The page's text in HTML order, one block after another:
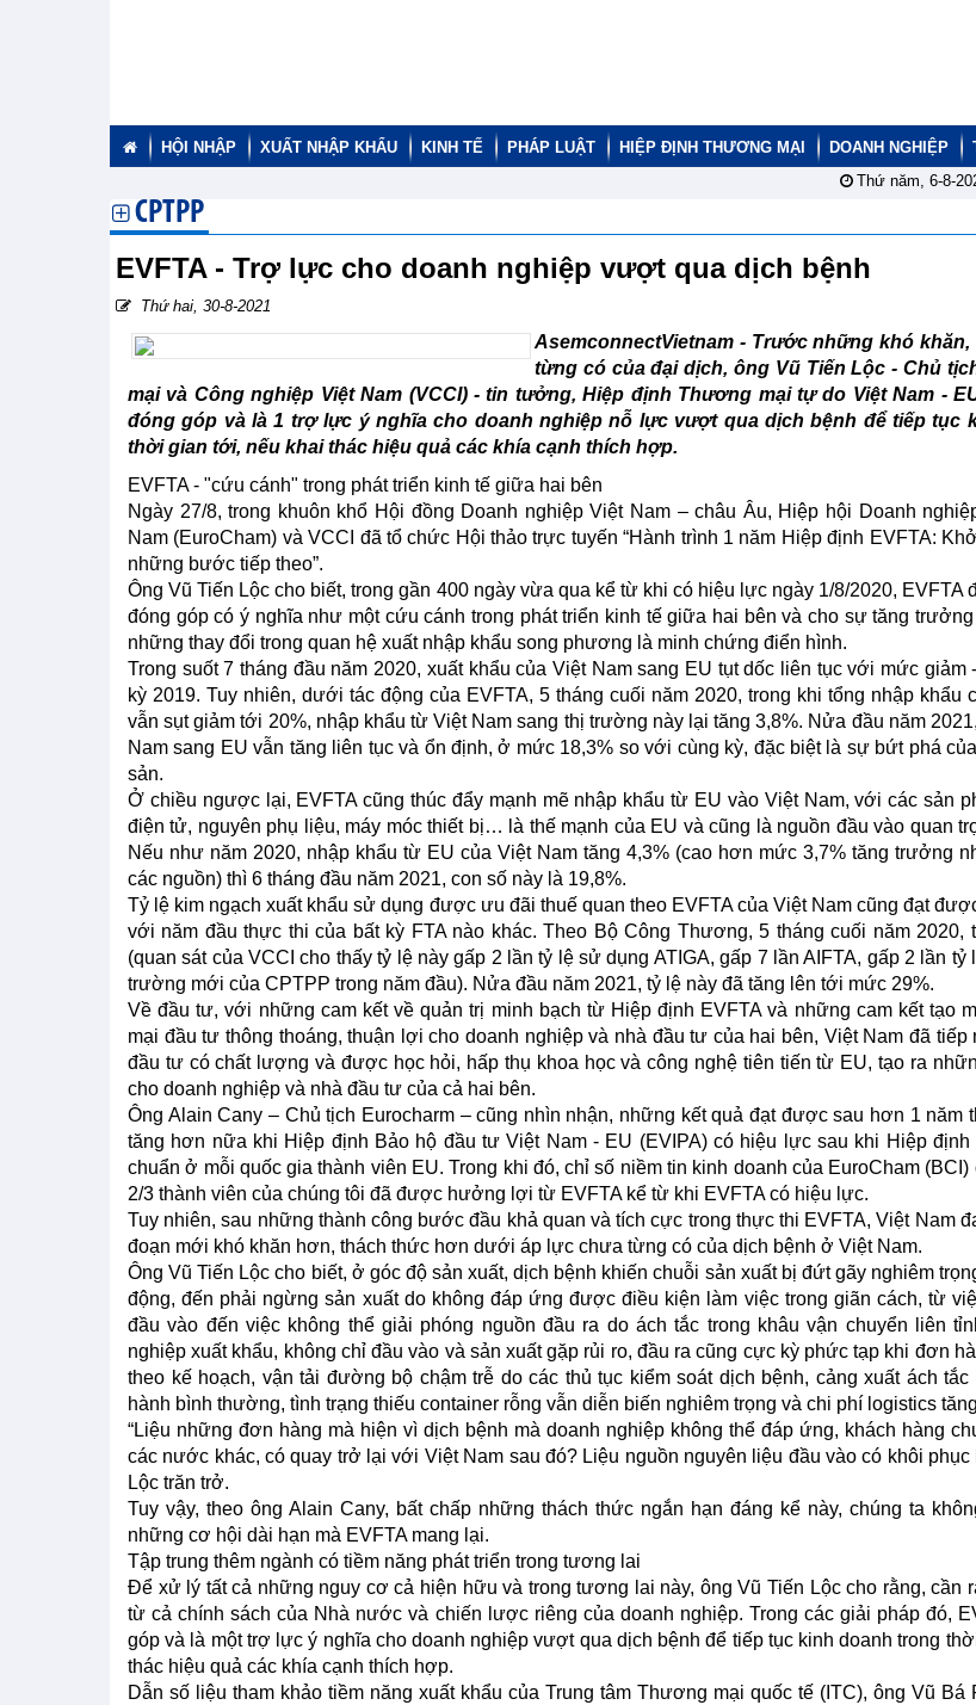
HỘI NHẬP XUẤT NHẬP KHẨU KINH TẾ PHÁP LUẬT HIỆP ĐỊNH THƯƠNG MẠI DOANH NGHIỆP
Thứ năm, 6-8-
CPTPP
EVFTA - Trợ lực cho doanh nghiệp vượt qua dịch bệnh
Thứ hai, 30-8-2021
AsemconnectVietnam - Trước những khó
từng có của đại dịch, ông Vũ Tiến Lộc - Chủ
mại và Công nghiệp Việt Nam (VCCI) - tin tưởng, Hiệp định Thương mại tự do Việt Nam -
đóng góp và là 1 trợ lực ý nghĩa cho doanh nghiệp nỗ lực vượt qua dịch bệnh để tiếp tục
thời gian tới, nếu khai thác hiệu quả các khía cạnh thích hợp.
EVFTA - "cứu cánh" trong phát triển kinh tế giữa hai bên
Ngày 27/8, trong khuôn khổ Hội đồng Doanh nghiệp Việt Nam – châu Âu, Hiệp hội Doanh
Nam (EuroCham) và VCCI đã tổ chức Hội thảo trực tuyến “Hành trình 1 năm Hiệp định EVFTA:
những bước tiếp theo”.
Ông Vũ Tiến Lộc cho biết, trong gần 400 ngày vừa qua kể từ khi có hiệu lực ngày 1/8/2020, EVFTA
đóng góp có ý nghĩa như một cứu cánh trong phát triển kinh tế giữa hai bên và cho sự tăng
những thay đổi trong quan hệ xuất nhập khẩu song phương là minh chứng điển hình.
Trong suốt 7 tháng đầu năm 2020, xuất khẩu của Việt Nam sang EU tụt dốc liên tục với mức giảm
kỳ 2019. Tuy nhiên, dưới tác động của EVFTA, 5 tháng cuối năm 2020, trong khi tổng nhập khẩu
vẫn sụt giảm tới 20%, nhập khẩu từ Việt Nam sang thị trường này lại tăng 3,8%. Nửa đầu năm
Nam sang EU vẫn tăng liên tục và ổn định, ở mức 18,3% so với cùng kỳ, đặc biệt là sự bứt phá
sản.
Ở chiều ngược lại, EVFTA cũng thúc đẩy mạnh mẽ nhập khẩu từ EU vào Việt Nam, với các sản
điện tử, nguyên phụ liệu, máy móc thiết bị… là thế mạnh của EU và cũng là nguồn đầu vào quan
Nếu như năm 2020, nhập khẩu từ EU của Việt Nam tăng 4,3% (cao hơn mức 3,7% tăng trưởng
các nguồn) thì 6 tháng đầu năm 2021, con số này là 19,8%.
Tỷ lệ kim ngạch xuất khẩu sử dụng được ưu đãi thuế quan theo EVFTA của Việt Nam cũng đạt
với năm đầu thực thi của bất kỳ FTA nào khác. Theo Bộ Công Thương, 5 tháng cuối năm 2020,
(quan sát của VCCI cho thấy tỷ lệ này gấp 2 lần tỷ lệ sử dụng ATIGA, gấp 7 lần AIFTA, gấp 2 lần tỷ
trường mới của CPTPP trong năm đầu). Nửa đầu năm 2021, tỷ lệ này đã tăng lên tới mức 29%.
Về đầu tư, với những cam kết về quản trị minh bạch từ Hiệp định EVFTA và những cam kết tạo
mại đầu tư thông thoáng, thuận lợi cho doanh nghiệp và nhà đầu tư của hai bên, Việt Nam đã tiếp
đầu tư có chất lượng và được học hỏi, hấp thụ khoa học và công nghệ tiên tiến từ EU, tạo ra
cho doanh nghiệp và nhà đầu tư của cả hai bên.
Ông Alain Cany – Chủ tịch Eurocharm – cũng nhìn nhận, những kết quả đạt được sau hơn 1 năm
tăng hơn nữa khi Hiệp định Bảo hộ đầu tư Việt Nam - EU (EVIPA) có hiệu lực sau khi Hiệp
chuẩn ở mỗi quốc gia thành viên EU. Trong khi đó, chỉ số niềm tin kinh doanh của EuroCham (BCI)
2/3 thành viên của chúng tôi đã được hưởng lợi từ EVFTA kể từ khi EVFTA có hiệu lực.
Tuy nhiên, sau những thành công bước đầu khả quan và tích cực trong thực thi EVFTA, Việt Nam
đoạn mới khó khăn hơn, thách thức hơn dưới áp lực chưa từng có của dịch bệnh ở Việt Nam.
Ông Vũ Tiến Lộc cho biết, ở góc độ sản xuất, dịch bệnh khiến chuỗi sản xuất bị đứt gãy nghiêm
động, đến phải ngừng sản xuất do không đáp ứng được điều kiện làm việc trong giãn cách, từ
đầu vào đến việc không thể giải phóng nguồn đầu ra do ách tắc trong khâu vận chuyển liên
nghiệp xuất khẩu, không chỉ đầu vào và sản xuất gặp rủi ro, đầu ra cũng cực kỳ phức tạp khi đơn
theo kế hoạch, vận tải đường bộ chậm trễ do các thủ tục kiểm soát dịch bệnh, cảng xuất ách tắc
hành bình thường, tình trạng thiếu container rỗng vẫn diễn biến nghiêm trọng và chi phí logistics
“Liệu những đơn hàng mà hiện vì dịch bệnh mà doanh nghiệp không thể đáp ứng, khách hàng
các nước khác, có quay trở lại với Việt Nam sau đó? Liệu nguồn nguyên liệu đầu vào có khôi phục
Lộc trăn trở.
Tuy vậy, theo ông Alain Cany, bất chấp những thách thức ngắn hạn đáng kể này, chúng ta
những cơ hội dài hạn mà EVFTA mang lại.
Tập trung thêm ngành có tiềm năng phát triển trong tương lai
Để xử lý tất cả những nguy cơ cả hiện hữu và trong tương lai này, ông Vũ Tiến Lộc cho rằng, cần
từ cả chính sách của Nhà nước và chiến lược riêng của doanh nghiệp. Trong các giải pháp đó,
góp và là một trợ lực ý nghĩa cho doanh nghiệp vượt qua dịch bệnh để tiếp tục kinh doanh trong
thác hiệu quả các khía cạnh thích hợp.
Dẫn số liệu tham khảo tiềm năng xuất khẩu của Trung tâm Thương mại quốc tế (ITC), ông Vũ Bá